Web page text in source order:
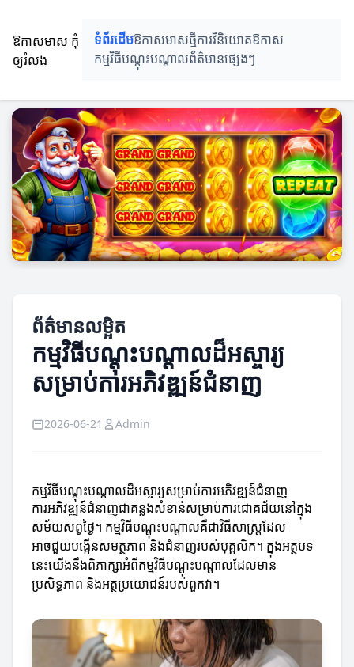
ឱកាសមាស កុំ
ឲ្យរំលង
ទំព័រដើមឱកាសមាសថ្មីការវិនិយោគឱកាស
កម្មវិធីបណ្តុះបណ្តាលព័ត៌មានផ្សេងៗ
ព័ត៌មានលម្អិត
កម្មវិធីបណ្តុះបណ្តាលដ៏អស្ចារ្យ
សម្រាប់ការអភិវឌ្ឍន៍ជំនាញ
2026-06-21 Admin
កម្មវិធីបណ្តុះបណ្តាលដ៏អស្ចារ្យសម្រាប់ការអភិវឌ្ឍន៍ជំនាញ
ការអភិវឌ្ឍន៍ជំនាញជាគន្លងសំខាន់សម្រាប់ការជោគជ័យនៅក្នុង
សម័យសព្វថ្ងៃ។ កម្មវិធីបណ្តុះបណ្តាលគឺជាវិធីសាស្ត្រដែល
អាចជួយបង្កើនសមត្ថភាព និងជំនាញរបស់បុគ្គលិក។ ក្នុងអត្ថបទ
នេះយើងនឹងពិភាក្សាអំពីកម្មវិធីបណ្តុះបណ្តាលដែលមាន
ប្រសិទ្ធភាព និងអត្ថប្រយោជន៍របស់ពួកវា។